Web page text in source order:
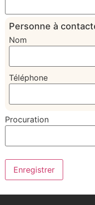
Personne à
Nom
Téléphone
Procuration
Enregistrer